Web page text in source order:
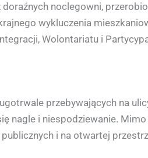
noclegowni,
wykluczenia
Wolontariatu i
przebywających na
nagle i niespodziewanie.
i na otwartej